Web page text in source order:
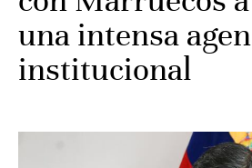
una intensa
institucional